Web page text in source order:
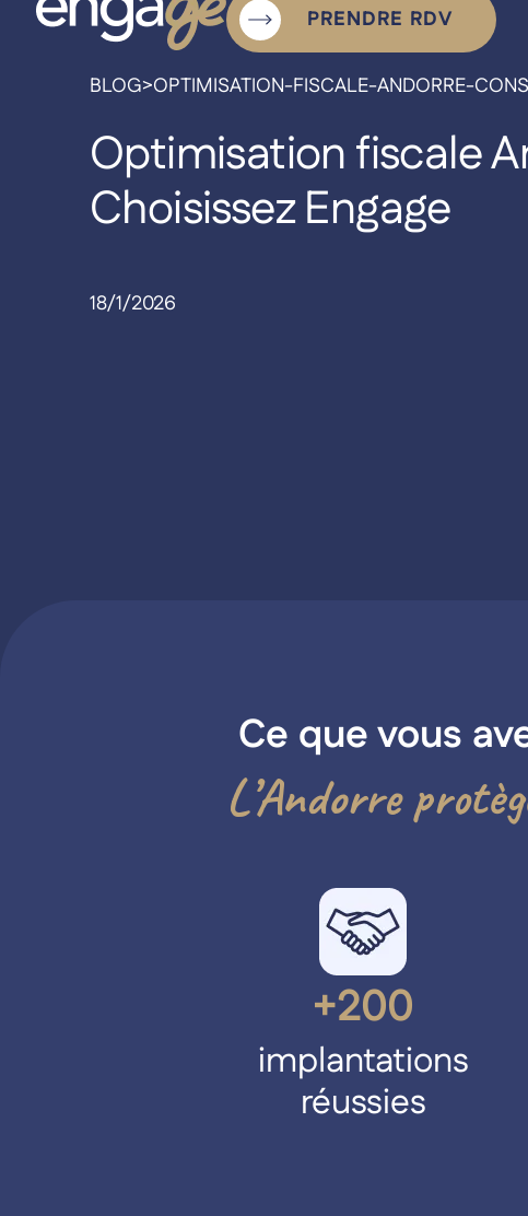
Votre partenaire pour une
expatriation sereine.
PRENDRE RDV
BLOG>OPTIMISATION-FISCALE-ANDORRE-
Optimisation fiscale
Choisissez Engage
18/1/2026
Ce que vous
L’Andorre
+200
implantations
réussies